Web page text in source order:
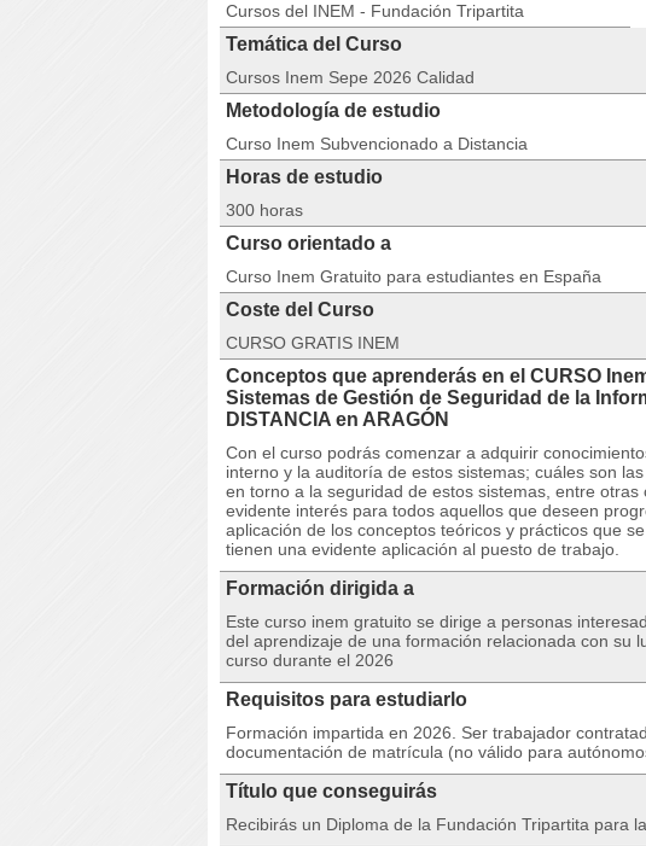
Cursos del INEM - Fundación Tripartita
Temática del Curso
Cursos Inem Sepe 2026 Calidad
Metodología de estudio
Curso Inem Subvencionado a Distancia
Horas de estudio
300 horas
Curso orientado a
Curso Inem Gratuito para estudiantes en España
Coste del Curso
CURSO GRATIS INEM
Conceptos que aprenderás en el CURSO
Sistemas de Gestión de Seguridad de la
DISTANCIA en ARAGÓN
Con el curso podrás comenzar a adquirir
interno y la auditoría de estos sistemas; cuáles son
en torno a la seguridad de estos sistemas, entre
evidente interés para todos aquellos que deseen
aplicación de los conceptos teóricos y prácticos que
tienen una evidente aplicación al puesto de trabajo.
Formación dirigida a
Este curso inem gratuito se dirige a personas
del aprendizaje de una formación relacionada con su
curso durante el 2026
Requisitos para estudiarlo
Formación impartida en 2026. Ser trabajador
documentación de matrícula (no válido para
Título que conseguirás
Recibirás un Diploma de la Fundación Tripartita para